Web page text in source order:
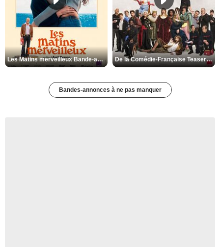
Les Matins merveilleux Bande-annonce VF De la Comédie-Française Teaser VF
Bandes-annonces à ne pas manquer